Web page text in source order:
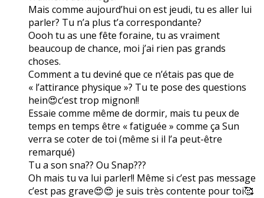
Mais comme aujourd’hui on est jeudi, tu es aller lui
parler? Tu n’a plus t’a correspondante?
Oooh tu as une fête foraine, tu as vraiment
beaucoup de chance, moi j’ai rien pas grands
choses.
Comment a tu deviné que ce n’étais pas que de
« l’attirance physique »? Tu te pose des questions
hein😍c’est trop mignon!!
Essaie comme même de dormir, mais tu peux de
temps en temps être « fatiguée » comme ça Sun
verra se coter de toi (même si il l’a peut-être
remarqué)
Tu a son sna?? Ou Snap???
Oh mais tu va lui parler!! Même si c’est pas message
c’est pas grave😍😍 je suis très contente pour toi🥰